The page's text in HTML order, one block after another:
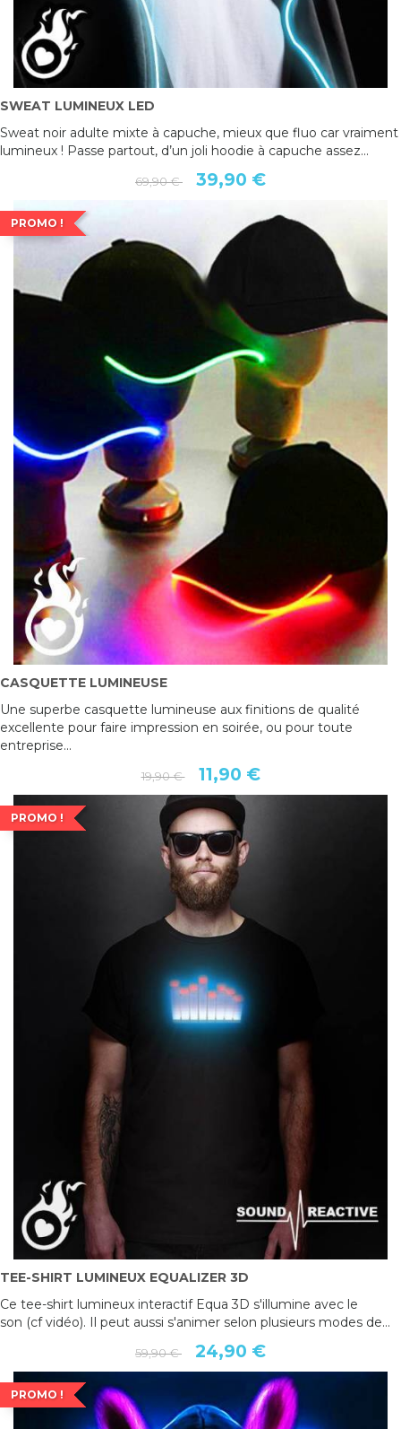
SWEAT LUMINEUX LED
Sweat noir adulte mixte à capuche, mieux que fluo car vraiment
lumineux ! Passe partout, d’un joli hoodie à capuche assez...
69,90 € 39,90 €
PROMO !
CASQUETTE LUMINEUSE
Une superbe casquette lumineuse aux finitions de qualité
excellente pour faire impression en soirée, ou pour toute
entreprise...
19,90 € 11,90 €
PROMO !
TEE-SHIRT LUMINEUX EQUALIZER 3D
Ce tee-shirt lumineux interactif Equa 3D s'illumine avec le
son (cf vidéo). Il peut aussi s'animer selon plusieurs modes de...
59,90 € 24,90 €
PROMO !